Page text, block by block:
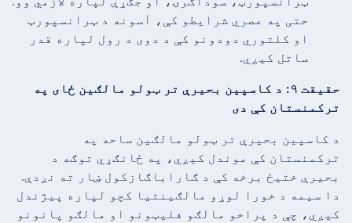
حتی په عصري شرایطو کې، آسونه د ټرانسپورټ
او کلتوري دودونو کې د دوی د رول لپاره قدر
ساتل کیږي.
حقیقت ۹: د کاسپین بحیرې تر ټولو مالګین ځای په
ترکمنستان کې دی
د کاسپین بحیرې تر ټولو مالګین ساحه په
ترکمنستان کې موندل کیږي، په ځانګړي توګه د
بحیرې ختیځ برخه کې د ګاراباګازکول ښار ته نږدې.
دا سیمه د خورا لوړو مالګینتیا کچو لپاره پیژندل
کیږي، چې د پراخو مالګو فلیټونو او مالګو پانونو